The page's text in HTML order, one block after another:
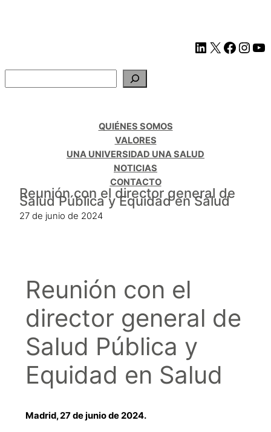
QUIÉNES SOMOS
VALORES
UNA UNIVERSIDAD UNA SALUD
NOTICIAS
CONTACTO
Reunión con el director general de
Salud Pública y Equidad en Salud
27 de junio de 2024
Reunión con el
director general de
Salud Pública y
Equidad en Salud
Madrid, 27 de junio de 2024.